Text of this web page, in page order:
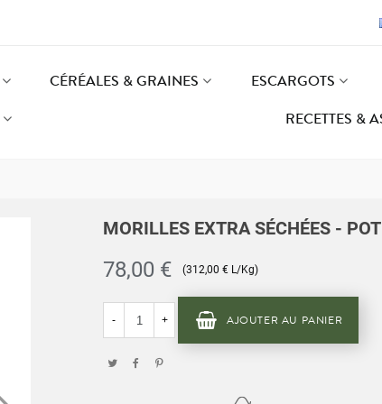
CÉRÉALES & GRAINES
ESCARGOTS
RECETTES &
MORILLES EXTRA SÉCHÉES -
78,00 € (312,00 € L/Kg)
- + AJOUTER AU PANIER